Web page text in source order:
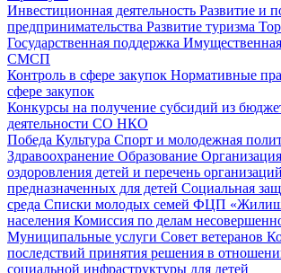
Инвестиционная деятельность Развитие и
предпринимательства Развитие туризма
Государственная поддержка
СМСП
Контроль в сфере закупок Нормативные
сфере закупок
Конкурсы на получение субсидий из
деятельности СО НКО
Победа Культура Спорт и молодежная
Здравоохранение Образование
оздоровления детей и перечень
предназначенных для детей Социальная
среда Списки молодых семей ФЦП
населения Комиссия по делам
Муниципальные услуги Совет ветеранов
последствий принятия решения в
социальной инфраструктуры для детей